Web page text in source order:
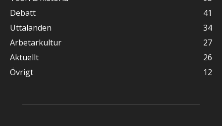
Debatt
41
Uttalanden
34
Arbetarkultur
27
Aktuellt
26
Övrigt
12